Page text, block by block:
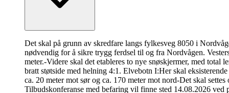
Det skal på grunn av skredfare langs fylkesveg 8050 i
nødvendig for å sikre trygg ferdsel til og fra Nordvågen.
meter.-Videre skal det etableres to nye snøskjermer, med total
bratt støtside med helning 4:1. Elvebotn I:Her skal
ca. 20 meter mot sør og ca. 170 meter mot nord-Det skal
Tilbudskonferanse med befaring vil finne sted 14.08.2026